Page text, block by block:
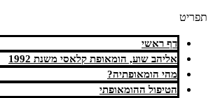
תפריט
דף ראשי
אליהב שוע, הומאופת קלאסי משנת 1992
מהי הומאופתיה?
הטיפול ההומאופתי